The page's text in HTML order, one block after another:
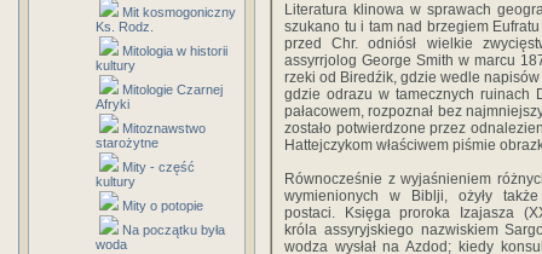
Mit kosmogoniczny
Ks. Rodz.
Mitologia w historii
kultury
Mitologie Czarnej
Afryki
Mitoznawstwo
starożytne
Mity - część
kultury
Mity o potopie
Na początku była
woda
Literatura klinowa w sprawach
szukano tu i tam nad brzegiem
przed Chr. odniósł wielkie
assyrrjolog George Smith w marcu
rzeki od Biredźik, gdzie wedle
gdzie odrazu w tamecznych ruinach
pałacowem, rozpoznał bez
zostało potwierdzone przez
Hattejczykom właściwem piśmie
Równocześnie z wyjaśnieniem
wymienionych w Biblji, ożyły
postaci. Księga proroka Izajasza
króla assyryjskiego nazwiskiem
wodza wysłał na Azdod; kiedy